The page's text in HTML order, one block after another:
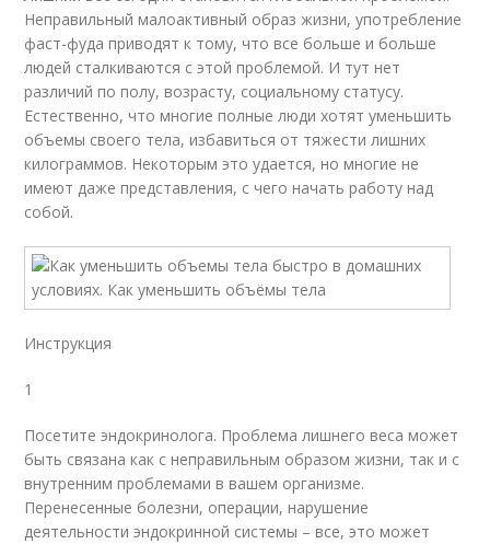
Неправильный малоактивный образ жизни, употребление
фаст-фуда приводят к тому, что все больше и больше
людей сталкиваются с этой проблемой. И тут нет
различий по полу, возрасту, социальному статусу.
Естественно, что многие полные люди хотят уменьшить
объемы своего тела, избавиться от тяжести лишних
килограммов. Некоторым это удается, но многие не
имеют даже представления, с чего начать работу над
собой.
Инструкция
1
Посетите эндокринолога. Проблема лишнего веса может
быть связана как с неправильным образом жизни, так и с
внутренним проблемами в вашем организме.
Перенесенные болезни, операции, нарушение
деятельности эндокринной системы – все, это может